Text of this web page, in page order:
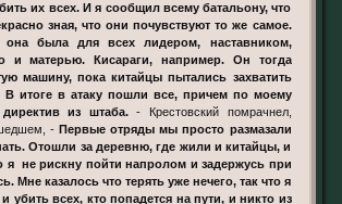
их всех. И я сообщил всему батальону, что
зная, что они почувствуют то же самое.
была для всех лидером, наставником,
и матерью. Кисараги, например. Он тогда
машину, пока китайцы пытались захватить
В итоге в атаку пошли все, причем по моему
из штаба.- Крестовский помрачнел,
- Первые отряды мы просто размазали
Отошли за деревню, где жили и китайцы, и
я не рискну пойти напролом и задержусь при
Мне казалось что терять уже нечего, так что я
убить всех, кто попадется на пути, и никто из